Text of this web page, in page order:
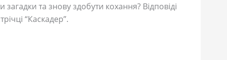
та знову здобути кохання? Відповіді
“Каскадер”.